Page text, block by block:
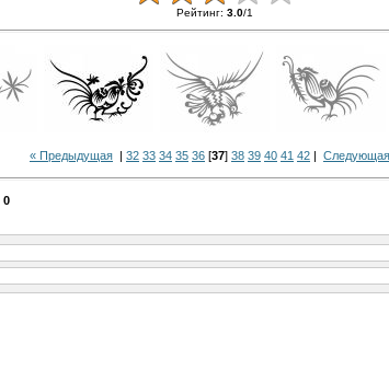
Рейтинг: 3.0/1
« Предыдущая | 32 33 34 35 36 [37] 38 39 40 41 42 |
0